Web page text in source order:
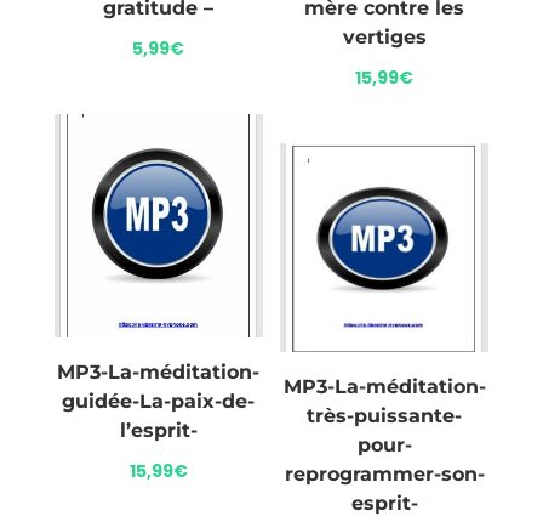
gratitude –
5,99€
mère contre les
vertiges
15,99€
MP3-La-méditation-
guidée-La-paix-de-
l’esprit-
15,99€
MP3-La-méditation-
très-puissante-
pour-
reprogrammer-son-
esprit-